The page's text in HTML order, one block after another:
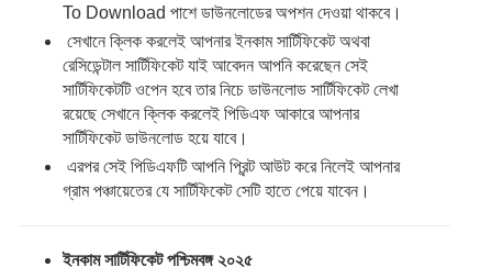
To Download পাশে ডাউনলোডের অপশন দেওয়া থাকবে।
সেখানে ক্লিক করলেই আপনার ইনকাম সার্টিফিকেট অথবা
রেসিডেন্টাল সার্টিফিকেট যাই আবেদন আপনি করেছেন সেই
সার্টিফিকেটটি ওপেন হবে তার নিচে ডাউনলোড সার্টিফিকেট লেখা
রয়েছে সেখানে ক্লিক করলেই পিডিএফ আকারে আপনার
সার্টিফিকেট ডাউনলোড হয়ে যাবে।
এরপর সেই পিডিএফটি আপনি প্রিন্ট আউট করে নিলেই আপনার
গ্রাম পঞ্চায়েতের যে সার্টিফিকেট সেটি হাতে পেয়ে যাবেন।
ইনকাম সার্টিফিকেট পশ্চিমবঙ্গ ২০২৫